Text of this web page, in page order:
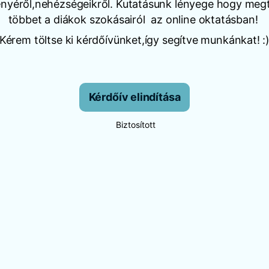
Kutatásunk lényege hogy
többet a diákok szokásairól az online oktatásban!
Kérem töltse ki kérdőívünket,így segítve munkánkat! :)
Kérdőív elindítása
Biztosított